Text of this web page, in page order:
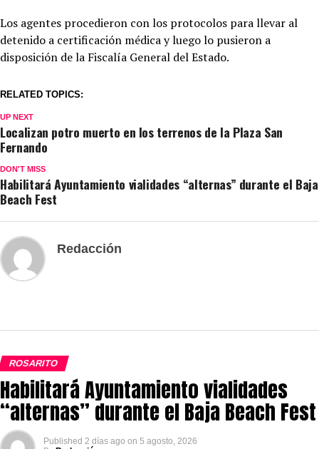
Los agentes procedieron con los protocolos para llevar al
detenido a certificación médica y luego lo pusieron a
disposición de la Fiscalía General del Estado.
RELATED TOPICS:
UP NEXT
Localizan potro muerto en los terrenos de la Plaza San
Fernando
DON'T MISS
Habilitará Ayuntamiento vialidades “alternas” durante el Baja
Beach Fest
Redacción
ROSARITO
Habilitará Ayuntamiento vialidades
“alternas” durante el Baja Beach Fest
Published 2 días ago on 5 agosto, 2026